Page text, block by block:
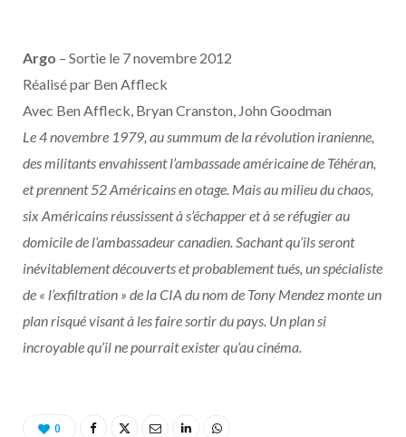
Argo – Sortie le 7 novembre 2012
Réalisé par Ben Affleck
Avec Ben Affleck, Bryan Cranston, John Goodman
Le 4 novembre 1979, au summum de la révolution iranienne,
des militants envahissent l’ambassade américaine de Téhéran,
et prennent 52 Américains en otage. Mais au milieu du chaos,
six Américains réussissent à s’échapper et à se réfugier au
domicile de l’ambassadeur canadien. Sachant qu’ils seront
inévitablement découverts et probablement tués, un spécialiste
de « l’exfiltration » de la CIA du nom de Tony Mendez monte un
plan risqué visant à les faire sortir du pays. Un plan si
incroyable qu’il ne pourrait exister qu’au cinéma.
0